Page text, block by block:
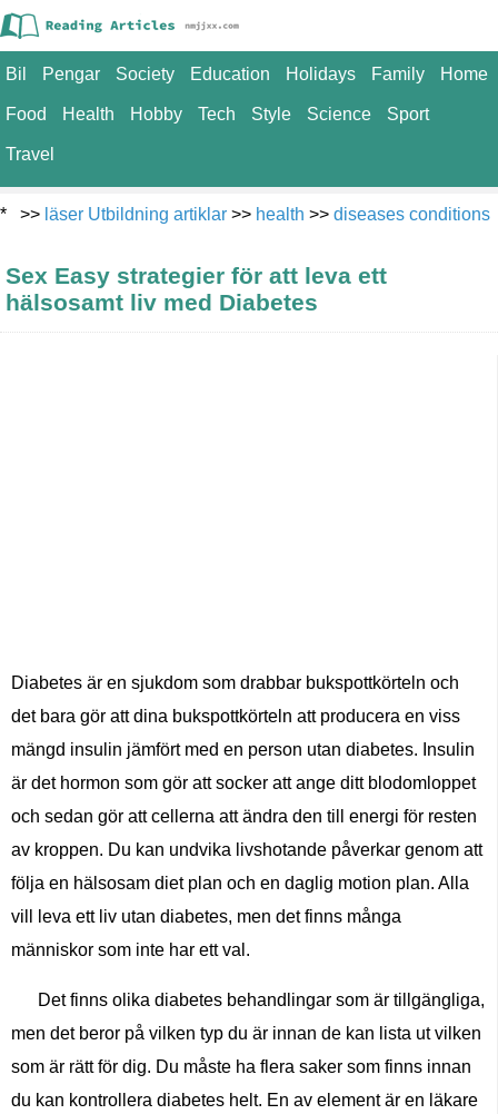
Bil Pengar Society Education Holidays Family Home
Food Health Hobby Tech Style Science Sport
Travel
* >> läser Utbildning artiklar >> health >> diseases conditions
Sex Easy strategier för att leva ett
hälsosamt liv med Diabetes
Diabetes är en sjukdom som drabbar bukspottkörteln och
det bara gör att dina bukspottkörteln att producera en viss
mängd insulin jämfört med en person utan diabetes. Insulin
är det hormon som gör att socker att ange ditt blodomloppet
och sedan gör att cellerna att ändra den till energi för resten
av kroppen. Du kan undvika livshotande påverkar genom att
följa en hälsosam diet plan och en daglig motion plan. Alla
vill leva ett liv utan diabetes, men det finns många
människor som inte har ett val.
Det finns olika diabetes behandlingar som är tillgängliga,
men det beror på vilken typ du är innan de kan lista ut vilken
som är rätt för dig. Du måste ha flera saker som finns innan
du kan kontrollera diabetes helt. En av element är en läkare